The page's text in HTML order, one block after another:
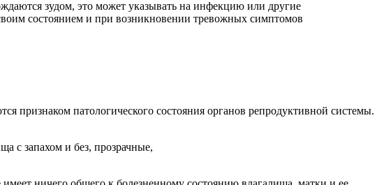
зудом, это может указывать на инфекцию или другие
состоянием и при возникновении тревожных симптомов
признаком патологического состояния органов репродуктивной системы.